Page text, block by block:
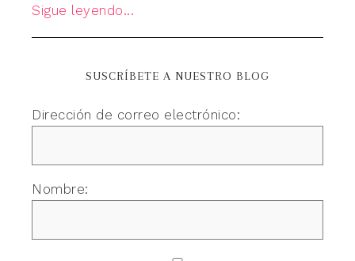
Sigue leyendo...
SUSCRÍBETE A NUESTRO BLOG
Dirección de correo electrónico:
Nombre: